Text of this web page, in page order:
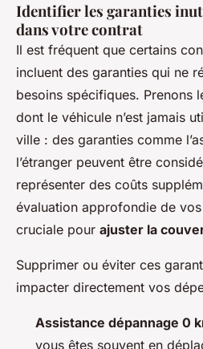
Identifier les garanties
dans votre contrat
Il est fréquent que certains
incluent des garanties qui ne
besoins spécifiques. Prenons
dont le véhicule n’est jamais
ville : des garanties comme
l’étranger peuvent être
représenter des coûts
évaluation approfondie de
cruciale pour ajuster la
Supprimer ou éviter ces
impacter directement vos
Assistance dépannage 0
vous êtes souvent en